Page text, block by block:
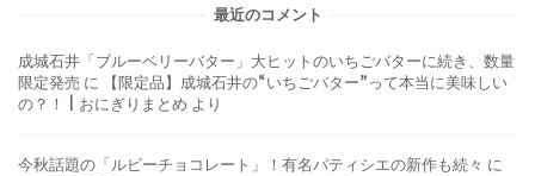
最近のコメント
成城石井「ブルーベリーバター」大ヒットのいちごバターに続き、数量
限定発売 に
【限定品】成城石井の“いちごバター”って本当に美味しい
の？！ | おにぎりまとめ より
今秋話題の「ルビーチョコレート」！有名パティシエの新作も続々 に